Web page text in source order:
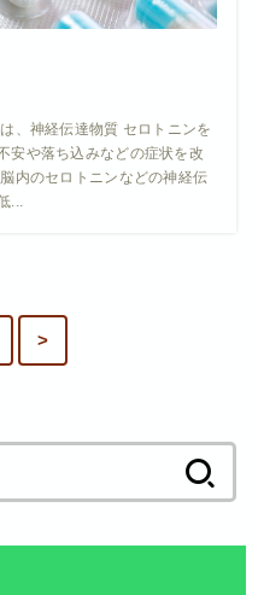
、神経伝達物質 セロトニンを
安や落ち込みなどの症状を改
内のセロトニンなどの神経伝
...
>
: